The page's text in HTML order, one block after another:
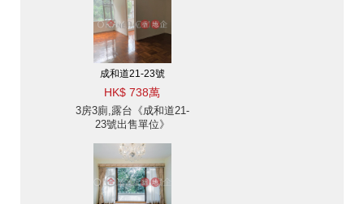
成和道21-23號
HK$ 738萬
3房3廁,露台《成和道21-
23號出售單位》